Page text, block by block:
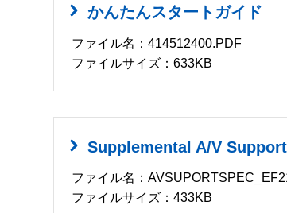
かんたんスタートガイド
ファイル名：414512400.PDF
ファイルサイズ：633KB
Supplemental A/V
ファイル名：
ファイルサイズ：433KB